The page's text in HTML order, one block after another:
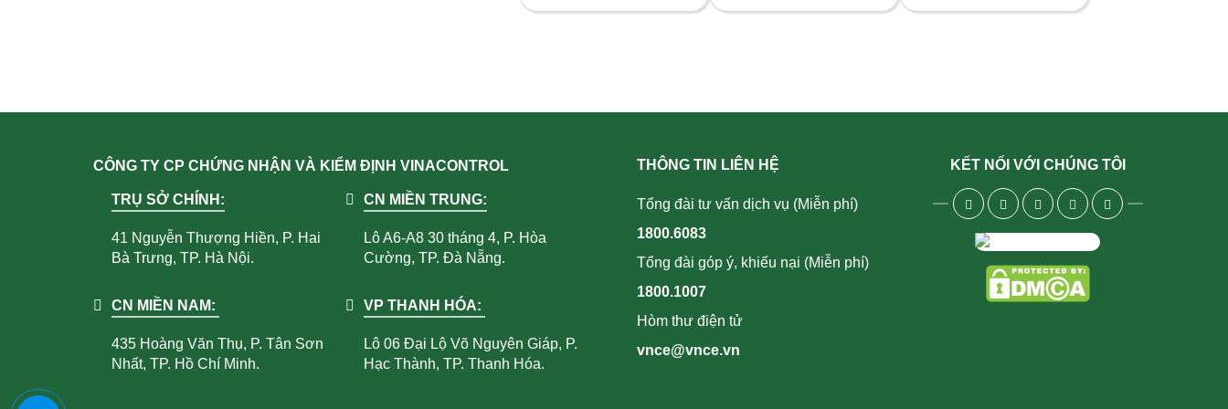
CÔNG TY CP CHỨNG NHẬN VÀ KIỂM ĐỊNH VINACONTROL
TRỤ SỞ CHÍNH:
41 Nguyễn Thượng Hiền, P. Hai
Bà Trưng, TP. Hà Nội.
CN MIỀN TRUNG:
Lô A6-A8 30 tháng 4, P. Hòa
Cường, TP. Đà Nẵng.
CN MIỀN NAM:
435 Hoàng Văn Thụ, P. Tân Sơn
Nhất, TP. Hồ Chí Minh.
VP THANH HÓA:
Lô 06 Đại Lộ Võ Nguyên Giáp, P.
Hạc Thành, TP. Thanh Hóa.
THÔNG TIN LIÊN HỆ
Tổng đài tư vấn dịch vụ (Miễn phí)
1800.6083
Tổng đài góp ý, khiếu nại (Miễn phí)
1800.1007
Hòm thư điện tử
vnce@vnce.vn
KẾT NỐI VỚI CHÚNG TÔI